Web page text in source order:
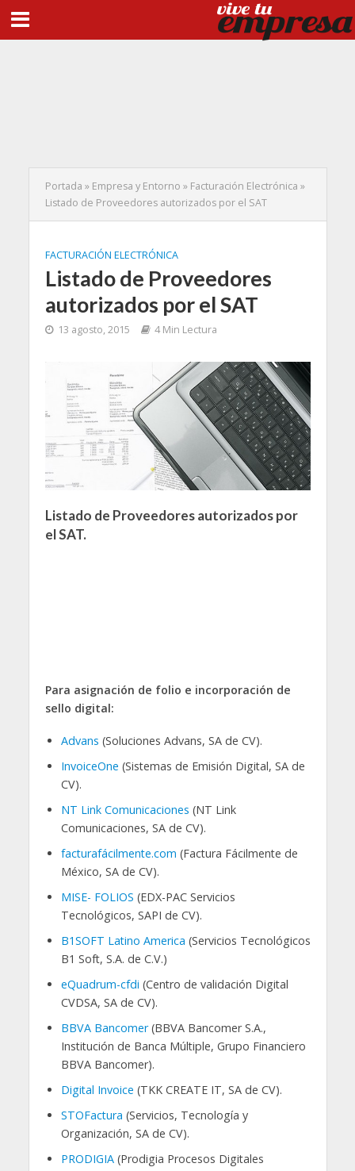
Portada » Empresa y Entorno » Facturación Electrónica »
Listado de Proveedores autorizados por el SAT
FACTURACIÓN ELECTRÓNICA
Listado de Proveedores
autorizados por el SAT
13 agosto, 2015 4 Min Lectura
Listado de Proveedores autorizados por
el SAT.
Para asignación de folio e incorporación de
sello digital:
Advans (Soluciones Advans, SA de CV).
InvoiceOne (Sistemas de Emisión Digital, SA de
CV).
NT Link Comunicaciones (NT Link
Comunicaciones, SA de CV).
facturafácilmente.com (Factura Fácilmente de
México, SA de CV).
MISE- FOLIOS (EDX-PAC Servicios
Tecnológicos, SAPI de CV).
B1SOFT Latino America (Servicios Tecnológicos
B1 Soft, S.A. de C.V.)
eQuadrum-cfdi (Centro de validación Digital
CVDSA, SA de CV).
BBVA Bancomer(BBVA Bancomer S.A.,
Institución de Banca Múltiple, Grupo Financiero
BBVA Bancomer).
Digital Invoice (TKK CREATE IT, SA de CV).
STOFactura (Servicios, Tecnología y
Organización, SA de CV).
PRODIGIA(Prodigia Procesos Digitales